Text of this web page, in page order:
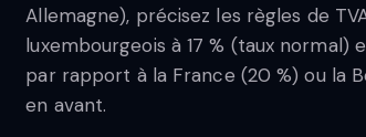
Allemagne), précisez les règles de
luxembourgeois à 17 % (taux
par rapport à la France (20 %) ou la
en avant.